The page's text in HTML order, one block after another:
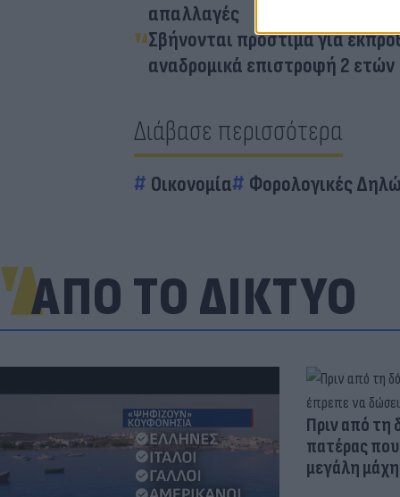
απαλλαγές
Σβήνονται πρόστιμα για
αναδρομικά επιστροφή 2 ετών
Διάβασε περισσότερα
Οικονομία Φορολογικές
ΑΠΟ ΤΟ ΔΙΚΤΥΟ
Πριν από τη
πατέρας
μεγάλη μάχη